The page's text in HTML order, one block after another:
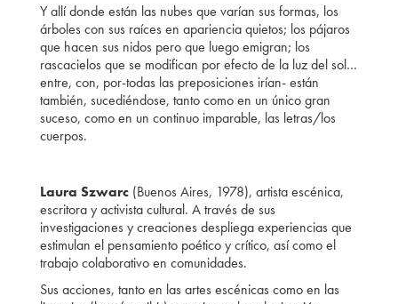
Y allí donde están las nubes que varían sus formas, los
árboles con sus raíces en apariencia quietos; los pájaros
que hacen sus nidos pero que luego emigran; los
rascacielos que se modifican por efecto de la luz del sol…
entre, con, por-todas las preposiciones irían- están
también, sucediéndose, tanto como en un único gran
suceso, como en un continuo imparable, las letras/los
cuerpos.
Laura Szwarc (Buenos Aires, 1978), artista escénica,
escritora y activista cultural. A través de sus
investigaciones y creaciones despliega experiencias que
estimulan el pensamiento poético y crítico, así como el
trabajo colaborativo en comunidades.
Sus acciones, tanto en las artes escénicas como en las